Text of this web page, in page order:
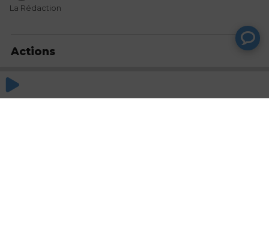
La Rédaction
Actions